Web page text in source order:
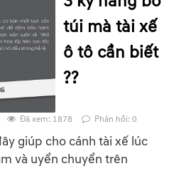
túi mà tài xế
ô tô cần biết
??
Đã xem: 1878 Phản hồi: 0
giúp cho cánh tài xế lúc
và uyển chuyển trên